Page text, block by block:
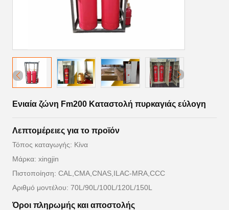
Ενιαία ζώνη Fm200 Καταστολή πυρκαγιάς εύλογη
Λεπτομέρειες για το προϊόν
Τόπος καταγωγής: Κίνα
Μάρκα: xingjin
Πιστοποίηση: CAL,CMA,CNAS,ILAC-MRA,CCC
Αριθμό μοντέλου: 70L/90L/100L/120L/150L
Όροι πληρωμής και αποστολής